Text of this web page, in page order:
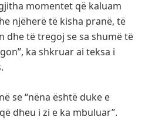
momentet që kaluam
njëherë të kisha pranë, të
dhe të tregoj se sa shumë të
ka shkruar ai teksa i
se “nëna është duke e
dheu i zi e ka mbuluar”.